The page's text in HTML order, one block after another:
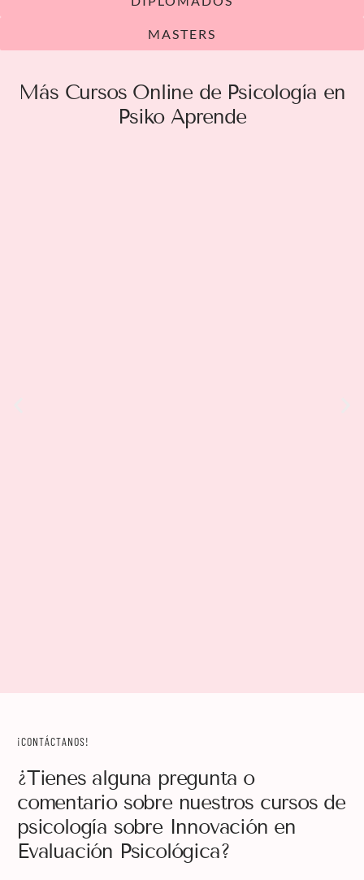
MASTERS
Más Cursos Online de Psicología en
Psiko Aprende
¡CONTÁCTANOS!
¿Tienes alguna pregunta o
comentario sobre nuestros cursos de
psicología sobre Innovación en
Evaluación Psicológica?